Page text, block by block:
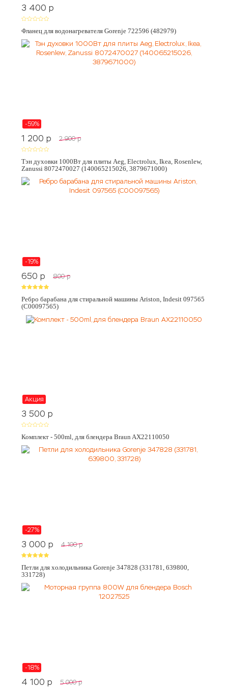
3 400 p
Фланец для водонагревателя Gorenje 722596 (482979)
-59%
1 200 p 2 900 p
Тэн духовки 1000Вт для плиты Aeg, Electrolux, Ikea, Rosenlew,
Zanussi 8072470027 (140065215026, 3879671000)
-19%
650 p 800 p
Ребро барабана для стиральной машины Ariston, Indesit 097565
(C00097565)
Акция
3 500 p
Комплект - 500ml, для блендера Braun AX22110050
-27%
3 000 p 4 100 p
Петли для холодильника Gorenje 347828 (331781, 639800,
331728)
-18%
4 100 p 5 000 p